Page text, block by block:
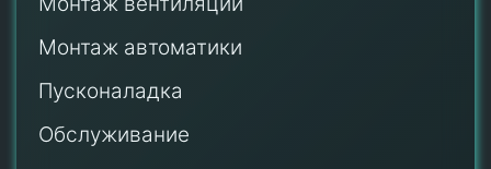
Монтаж автоматики
Пусконаладка
Обслуживание